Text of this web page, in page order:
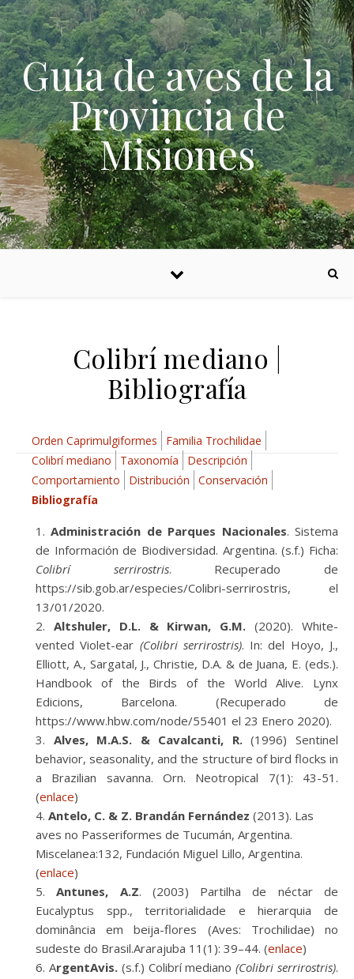
Skip to content
Guía de aves de la
Provincia de
Misiones
Colibrí mediano |
Bibliografía
Orden Caprimulgiformes
Familia Trochilidae
Colibrí mediano
Taxonomía
Descripción
Comportamiento
Distribución
Conservación
Bibliografía
Administración de Parques Nacionales. Sistema
de Información de Biodiversidad. Argentina. (s.f.) Ficha:
Colibrí serrirostris. Recuperado de
https://sib.gob.ar/especies/Colibri-serrirostris, el
13/01/2020.
Altshuler, D.L. & Kirwan, G.M. (2020). White-
vented Violet-ear (Colibri serrirostris). In: del Hoyo, J.,
Elliott, A., Sargatal, J., Christie, D.A. & de Juana, E. (eds.).
Handbook of the Birds of the World Alive. Lynx
Edicions, Barcelona. (Recuperado de
https://www.hbw.com/node/55401 el 23 Enero 2020).
Alves, M.A.S. & Cavalcanti, R.(1996) Sentinel
behavior, seasonality, and the structure of bird flocks in
a Brazilian savanna. Orn. Neotropical 7(1): 43-51.
(enlace)
Antelo, C. & Z. Brandán Fernández (2013). Las
aves no Passeriformes de Tucumán, Argentina.
Miscelanea:132, Fundación Miguel Lillo, Argentina.
(enlace)
Antunes, A.Z. (2003) Partilha de néctar de
Eucalyptus spp., territorialidade e hierarquia de
dominância em beija-flores (Aves: Trochilidae) no
sudeste do Brasil.Ararajuba 11(1): 39–44. (enlace)
ArgentAvis.(s.f.) Colibrí mediano(Colibri serrirostris).